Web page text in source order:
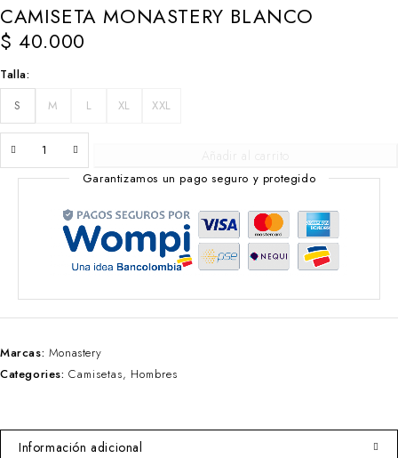
CAMISETA MONASTERY BLANCO
$ 40.000
Talla
S
M L XL XXL
Añadir al carrito
Garantizamos un pago seguro y protegido
Marcas: Monastery
Categories:Camisetas, Hombres
Información adicional